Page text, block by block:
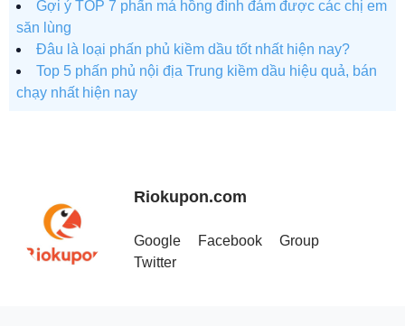
Gợi ý TOP 7 phấn má hồng đình đám được các chị em
săn lùng
Đâu là loại phấn phủ kiềm dầu tốt nhất hiện nay?
Top 5 phấn phủ nội địa Trung kiềm dầu hiệu quả, bán
chạy nhất hiện nay
Riokupon.com
Google Facebook
Group
Twitter